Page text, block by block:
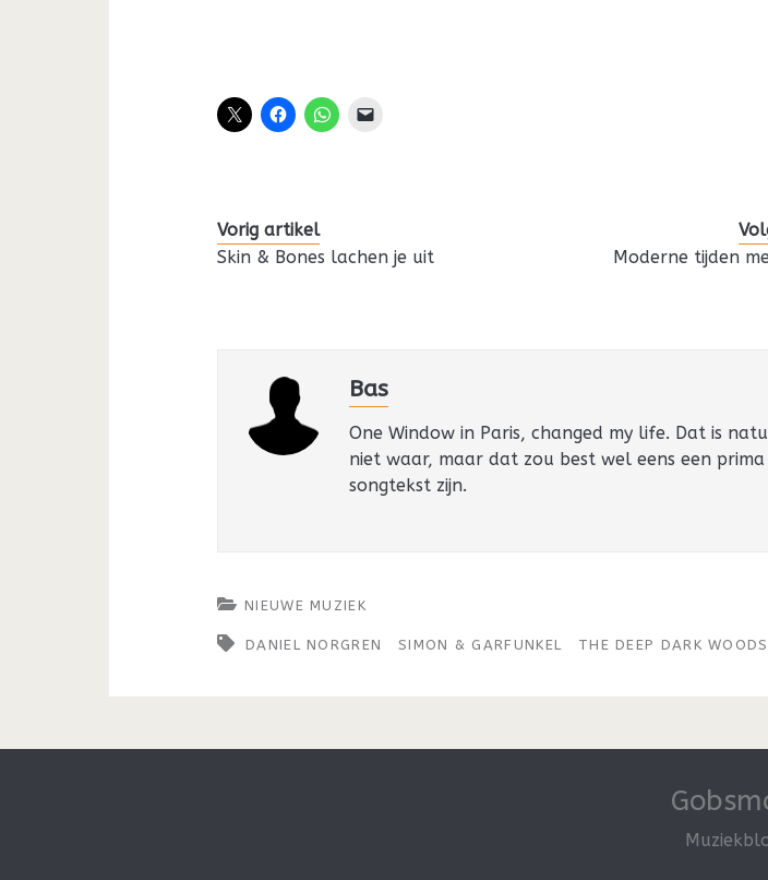
Vorig artikel
Skin & Bones lachen je uit
Moderne tijden
Bas
One Window in Paris, changed my life. Dat is
niet waar, maar dat zou best wel eens een prima
songtekst zijn.
NIEUWE MUZIEK
DANIEL NORGREN SIMON & GARFUNKEL THE DEEP DARK WOODS